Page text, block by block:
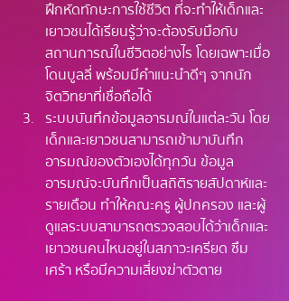
ฝึกหัดทักษะการใช้ชีวิต ที่จะทำให้เด็กและ
เยาวชนได้เรียนรู้ว่าจะต้องรับมือกับ
สถานการณ์ในชีวิตอย่างไร โดยเฉพาะเมื่อ
โดนบูลลี่ พร้อมมีคำแนะนำดีๆ จากนัก
จิตวิทยาที่เชื่อถือได้
ระบบบันทึกข้อมูลอารมณ์ในแต่ละวัน โดย
เด็กและเยาวชนสามารถเข้ามาบันทึก
อารมณ์ของตัวเองได้ทุกวัน ข้อมูล
อารมณ์จะบันทึกเป็นสถิติรายสัปดาห์และ
รายเดือน ทำให้คณะครู ผู้ปกครอง และผู้
ดูแลระบบสามารถตรวจสอบได้ว่าเด็กและ
เยาวชนคนไหนอยู่ในสภาวะเครียด ซึม
เศร้า หรือมีความเสี่ยงฆ่าตัวตาย